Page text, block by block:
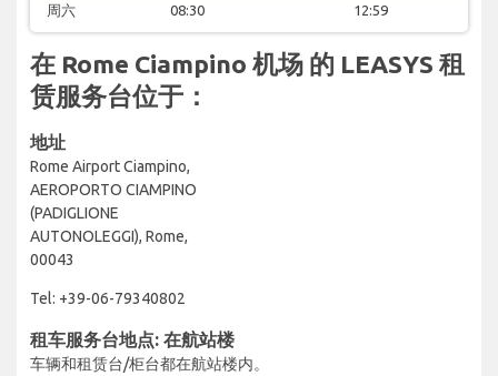
周六 08:30 12:59
在 Rome Ciampino 机场 的 LEASYS 租
赁服务台位于：
地址
Rome Airport Ciampino,
AEROPORTO CIAMPINO
(PADIGLIONE
AUTONOLEGGI), Rome,
00043
Tel: +39-06-79340802
租车服务台地点: 在航站楼
车辆和租赁台/柜台都在航站楼内。